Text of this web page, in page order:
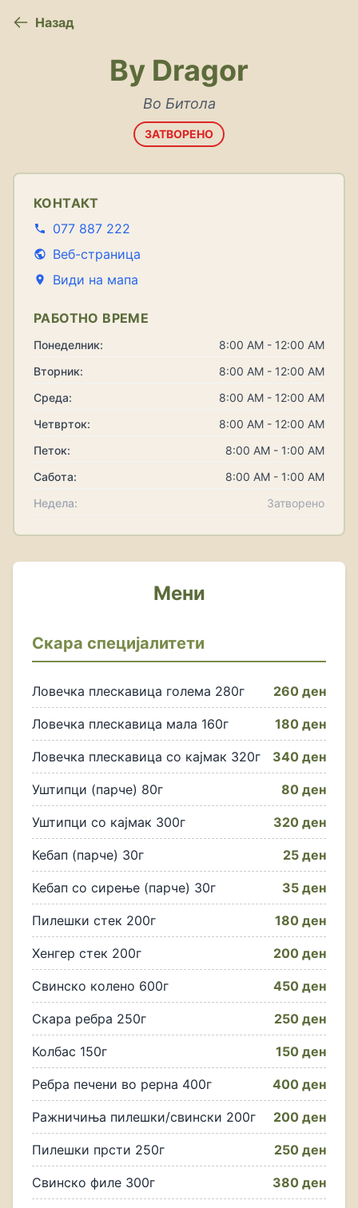
Назад
By Dragor
Во Битола
ЗАТВОРЕНО
КОНТАКТ
077 887 222
Веб-страница
Види на мапа
РАБОТНО ВРЕМЕ
Понеделник:
8:00 AM - 12:00 AM
Вторник:
8:00 AM - 12:00 AM
Среда:
8:00 AM - 12:00 AM
Четврток:
8:00 AM - 12:00 AM
Петок:
8:00 AM - 1:00 AM
Сабота:
8:00 AM - 1:00 AM
Недела:
Затворено
Мени
Скара специјалитети
Ловечка плескавица голема 280г 260 ден
Ловечка плескавица мала 160г 180 ден
Ловечка плескавица со кајмак 320г 340 ден
Уштипци (парче) 80г 80 ден
Уштипци со кајмак 300г 320 ден
Кебап (парче) 30г 25 ден
Кебап со сирење (парче) 30г 35 ден
Пилешки стек 200г 180 ден
Хенгер стек 200г 200 ден
Свинско колено 600г 450 ден
Скара ребра 250г 250 ден
Колбас 150г 150 ден
Ребра печени во рерна 400г 400 ден
Ражничиња пилешки/свински 200г 200 ден
Пилешки прсти 250г 250 ден
Свинско филе 300г 380 ден